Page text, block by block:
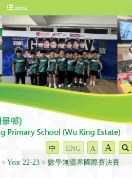
menu
中 ENG A A
Year 22-23
數學無疆界國際賽決賽